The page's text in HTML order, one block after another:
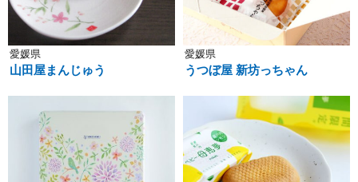
愛媛県
山田屋まんじゅう
愛媛県
うつぼ屋 新坊っちゃん